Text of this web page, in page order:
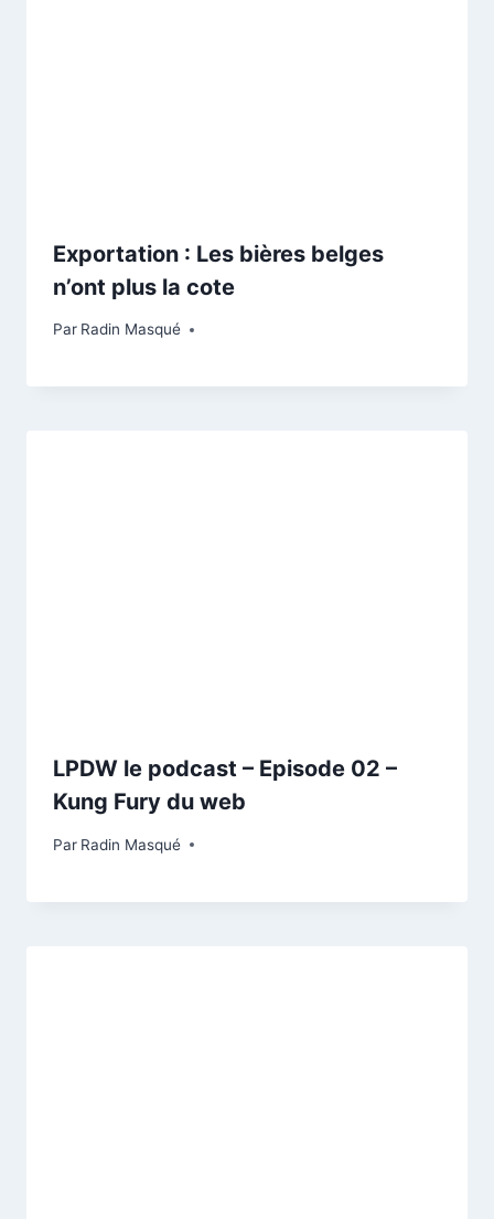
Exportation : Les bières belges
n’ont plus la cote
Par Radin Masqué
LPDW le podcast – Episode 02 –
Kung Fury du web
Par Radin Masqué